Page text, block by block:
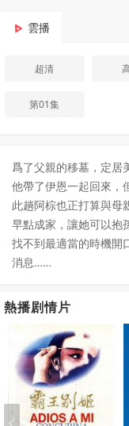
雲播
超清
第01集
爲了父親的移墓，定居
他帶了伊恩一起回來，
此趟阿棕也正打算與母
早點成家，讓她可以抱
找不到最適當的時機開
消息……
熱播剧情片